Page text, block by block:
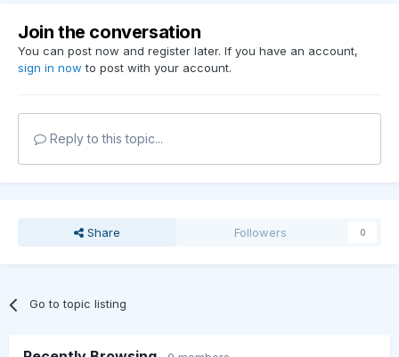
Join the conversation
You can post now and register later. If you have an account,
sign in now to post with your account.
Reply to this topic...
Share Followers 0
Go to topic listing